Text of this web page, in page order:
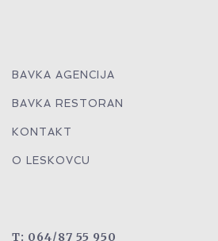
BAVKA AGENCIJA
BAVKA RESTORAN
KONTAKT
O LESKOVCU
T: 064/87 55 950